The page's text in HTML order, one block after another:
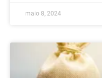
maio 8, 2024